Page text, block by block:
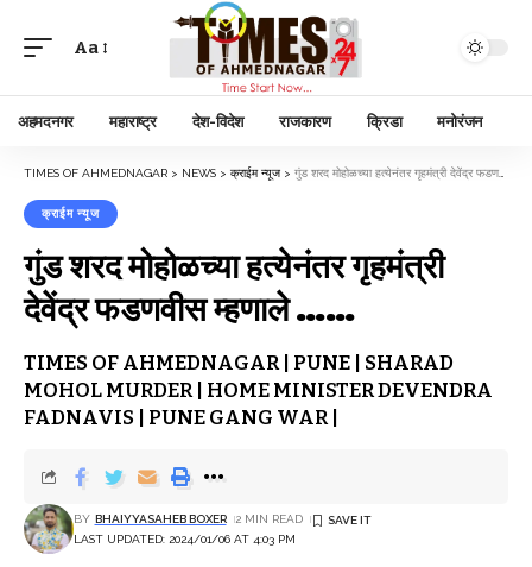
Aa
अहमदनगर महाराष्ट्र देश-विदेश राजकारण क्रिडा मनोरंजन
TIMES OF AHMEDNAGAR > NEWS > क्राईम न्यूज > गुंड शरद मोहोळच्या हत्येनंतर गृहमंत्री देवेंद्र फडणवीस म्हणाले ……
क्राईम न्यूज
गुंड शरद मोहोळच्या हत्येनंतर गृहमंत्री
देवेंद्र फडणवीस म्हणाले ……
TIMES OF AHMEDNAGAR | PUNE | SHARAD
MOHOL MURDER | HOME MINISTER DEVENDRA
FADNAVIS | PUNE GANG WAR |
LAST UPDATED: 2024/01/06 AT 4:03 PM
BY BHAIYYASAHEB BOXER 2 MIN READ